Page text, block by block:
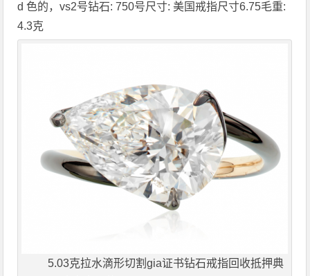
d 色的，vs2号钻石: 750号尺寸: 美国戒指尺寸6.75毛重:
4.3克
5.03克拉水滴形切割gia证书钻石戒指回收抵押典